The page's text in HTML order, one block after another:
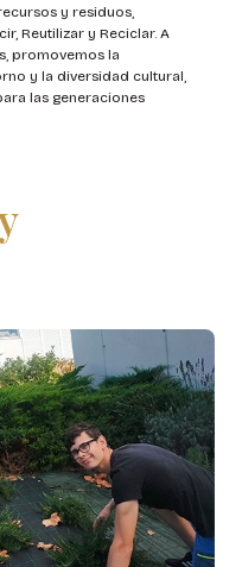
y residuos,
Reutilizar y Reciclar. A
promovemos la
y la diversidad cultural,
las generaciones